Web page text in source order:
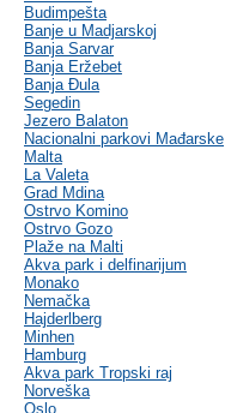
Budimpešta
Banje u Madjarskoj
Banja Sarvar
Banja Eržebet
Banja Ðula
Segedin
Jezero Balaton
Nacionalni parkovi Mađarske
Malta
La Valeta
Grad Mdina
Ostrvo Komino
Ostrvo Gozo
Plaže na Malti
Akva park i delfinarijum
Monako
Nemačka
Hajderlberg
Minhen
Hamburg
Akva park Tropski raj
Norveška
Oslo